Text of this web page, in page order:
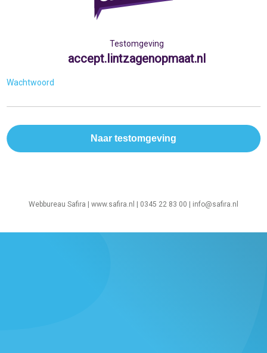
Testomgeving
accept.lintzagenopmaat.nl
Wachtwoord
Webbureau Safira | www.safira.nl | 0345 22 83 00 | info@safira.nl